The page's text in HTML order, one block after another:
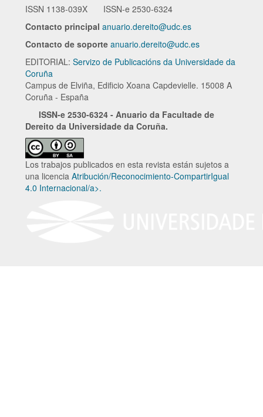
ISSN 1138-039X ISSN-e 2530-6324
Contacto principal anuario.dereito@udc.es
Contacto de soporte anuario.dereito@udc.es
EDITORIAL: Servizo de Publicacións da Universidade da
Coruña
Campus de Elviña, Edificio Xoana Capdevielle. 15008 A
Coruña - España
ISSN-e 2530-6324 - Anuario da Facultade de
Dereito da Universidade da Coruña.
Los trabajos publicados en esta revista están sujetos a
una licencia Atribución/Reconocimiento-CompartirIgual
4.0 Internacional/a>.